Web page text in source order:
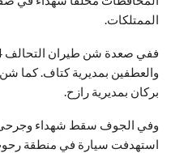
الممتلكات.
والعطفين بمديرية كتاف. كما
بركان بمديرية رازح.
وفي الجوف سقط شهداء وجرحى
استهدفت سيارة في منطقة